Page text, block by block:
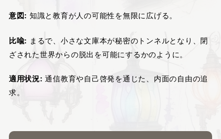
意図: 知識と教育が人の可能性を無限に広げる。
比喩: まるで、小さな文庫本が秘密のトンネルとなり、閉
ざされた世界からの脱出を可能にするかのように。
適用状況: 通信教育や自己啓発を通じた、内面の自由の追
求。